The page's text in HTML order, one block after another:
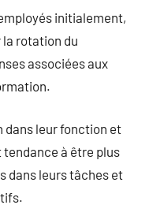
initialement,
rotation du
associées aux
dans leur fonction et
tendance à être plus
dans leurs tâches et